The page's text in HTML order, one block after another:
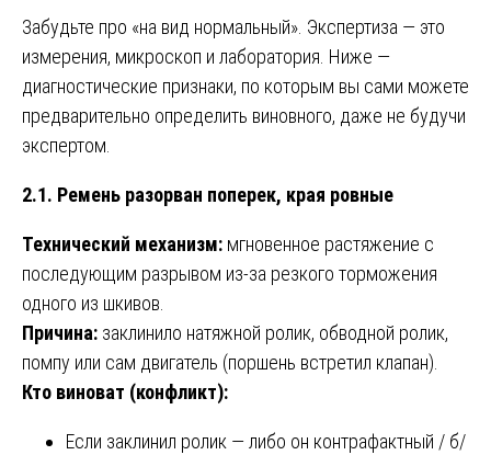
Забудьте про «на вид нормальный». Экспертиза — это
измерения, микроскоп и лаборатория. Ниже —
диагностические признаки, по которым вы сами можете
предварительно определить виновного, даже не будучи
экспертом.
2.1. Ремень разорван поперек, края ровные
Технический механизм: мгновенное растяжение с
последующим разрывом из-за резкого торможения
одного из шкивов.
Причина: заклинило натяжной ролик, обводной ролик,
помпу или сам двигатель (поршень встретил клапан).
Кто виноват (конфликт):
Если заклинил ролик — либо он контрафактный / б/